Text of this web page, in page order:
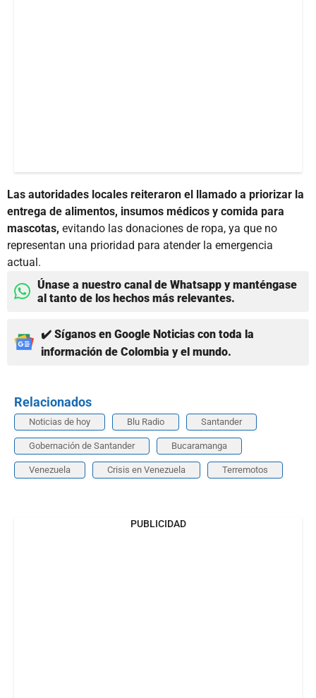
Las autoridades locales reiteraron el llamado a priorizar la
entrega de alimentos, insumos médicos y comida para
mascotas, evitando las donaciones de ropa, ya que no
representan una prioridad para atender la emergencia
actual.
Únase a nuestro canal de Whatsapp y manténgase
al tanto de los hechos más relevantes.
✔️ Síganos en Google Noticias con toda la
información de Colombia y el mundo.
Relacionados
Noticias de hoy Blu Radio Santander
Gobernación de Santander Bucaramanga
Venezuela Crisis en Venezuela Terremotos
PUBLICIDAD